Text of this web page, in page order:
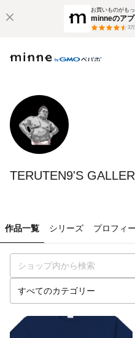
お買いものがも
minneのアプ
3
TERUTEN9'S
作品一覧 シリーズ プロフィ